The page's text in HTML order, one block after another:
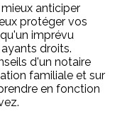
anticiper
protéger vos
imprévu
droits.
d'un notaire
familiale et sur
en fonction